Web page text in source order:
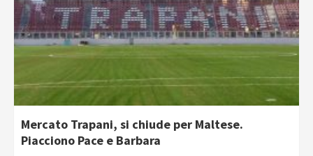
Mercato Trapani, si chiude per Maltese.
Piacciono Pace e Barbara